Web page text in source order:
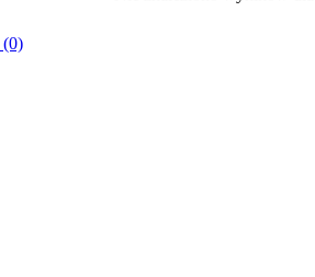
(0)